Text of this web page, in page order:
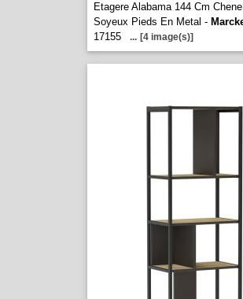
Etagere Alabama 144 Cm
Soyeux Pieds En Metal -
17155
... [4 image(s)]